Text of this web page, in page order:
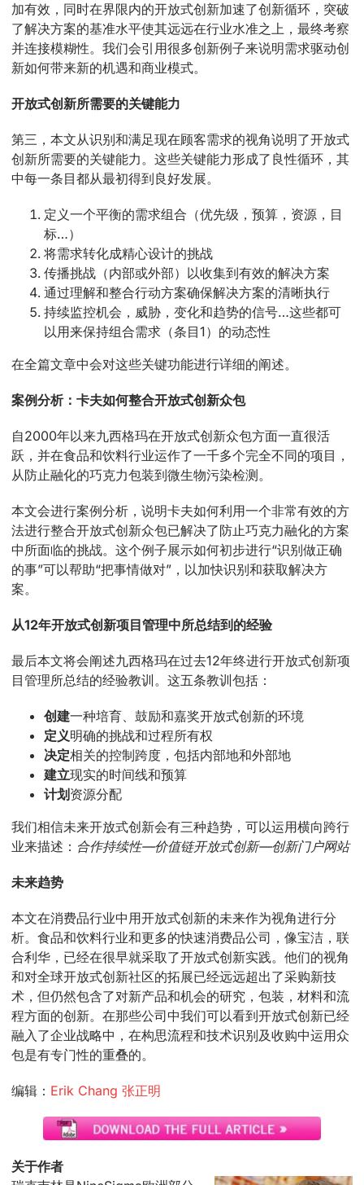
加有效，同时在界限内的开放式创新加速了创新循环，突破
了解决方案的基准水平使其远远在行业水准之上，最终考察
并连接模糊性。我们会引用很多创新例子来说明需求驱动创
新如何带来新的机遇和商业模式。
开放式创新所需要的关键能力
第三，本文从识别和满足现在顾客需求的视角说明了开放式
创新所需要的关键能力。这些关键能力形成了良性循环，其
中每一条目都从最初得到良好发展。
定义一个平衡的需求组合（优先级，预算，资源，目
标…）
将需求转化成精心设计的挑战
传播挑战（内部或外部）以收集到有效的解决方案
通过理解和整合行动方案确保解决方案的清晰执行
持续监控机会，威胁，变化和趋势的信号…这些都可
以用来保持组合需求（条目1）的动态性
在全篇文章中会对这些关键功能进行详细的阐述。
案例分析：卡夫如何整合开放式创新众包
自2000年以来九西格玛在开放式创新众包方面一直很活
跃，并在食品和饮料行业运作了一千多个完全不同的项目，
从防止融化的巧克力包装到微生物污染检测。
本文会进行案例分析，说明卡夫如何利用一个非常有效的方
法进行整合开放式创新众包已解决了防止巧克力融化的方案
中所面临的挑战。这个例子展示如何初步进行“识别做正确
的事”可以帮助“把事情做对”，以加快识别和获取解决方
案。
从12年开放式创新项目管理中所总结到的经验
最后本文将会阐述九西格玛在过去12年终进行开放式创新项
目管理所总结的经验教训。这五条教训包括：
创建一种培育、鼓励和嘉奖开放式创新的环境
定义明确的挑战和过程所有权
决定相关的控制跨度，包括内部地和外部地
建立现实的时间线和预算
计划 资源分配
我们相信未来开放式创新会有三种趋势，可以运用横向跨行
业来描述： 合作持续性—价值链开放式创新—创新门户网站
未来趋势
本文在消费品行业中用开放式创新的未来作为视角进行分
析。食品和饮料行业和更多的快速消费品公司，像宝洁，联
合利华，已经在很早就采取了开放式创新实践。他们的视角
和对全球开放式创新社区的拓展已经远远超出了采购新技
术，但仍然包含了对新产品和机会的研究，包装，材料和流
程方面的创新。在那些公司中我们可以看到开放式创新已经
融入了企业战略中，在构思流程和技术识别及收购中运用众
包是有专门性的重叠的。
编辑： Erik Chang 张正明
关于作者